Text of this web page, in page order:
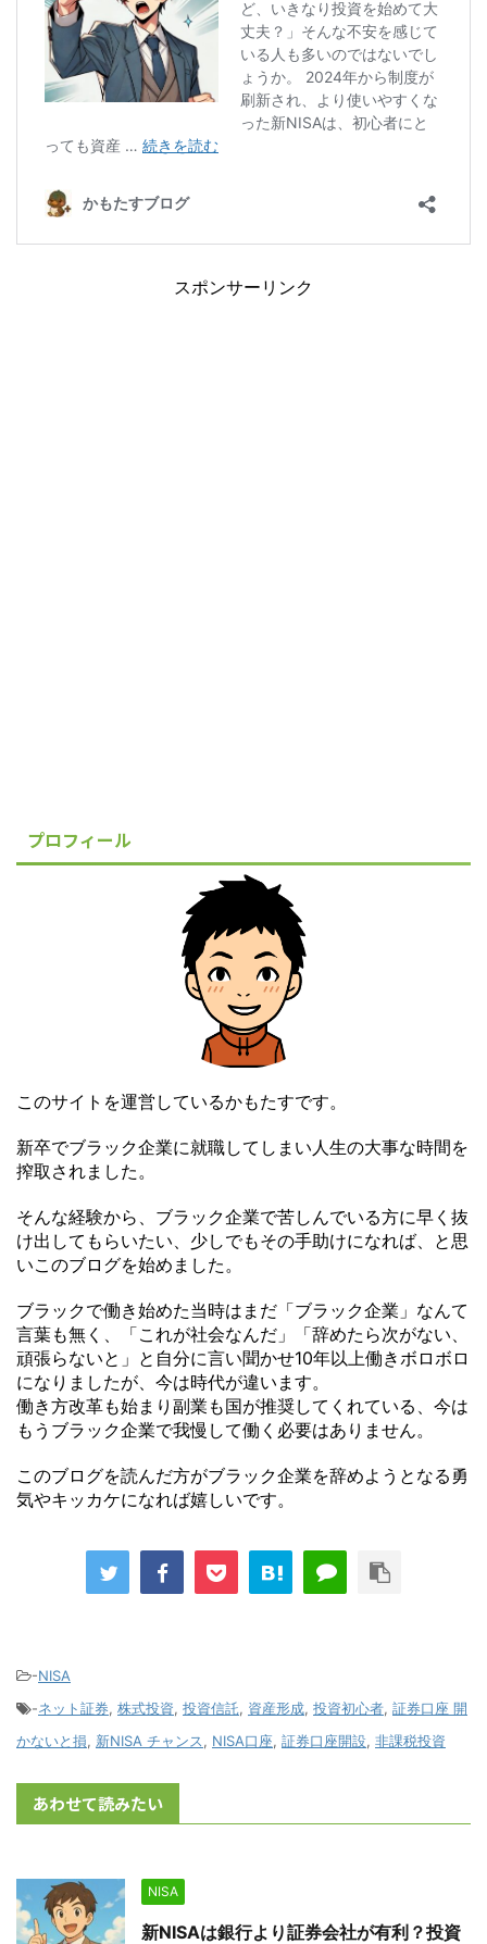
スポンサーリンク
プロフィール
このサイトを運営しているかもたすです。
新卒でブラック企業に就職してしまい人生の大事な時間を
搾取されました。
そんな経験から、ブラック企業で苦しんでいる方に早く抜
け出してもらいたい、少しでもその手助けになれば、と思
いこのブログを始めました。
ブラックで働き始めた当時はまだ「ブラック企業」なんて
言葉も無く、「これが社会なんだ」「辞めたら次がない、
頑張らないと」と自分に言い聞かせ10年以上働きボロボロ
になりましたが、今は時代が違います。
働き方改革も始まり副業も国が推奨してくれている、今は
もうブラック企業で我慢して働く必要はありません。
このブログを読んだ方がブラック企業を辞めようとなる勇
気やキッカケになれば嬉しいです。
-NISA
-ネット証券, 株式投資, 投資信託, 資産形成, 投資初心者, 証券口座 開
かないと損, 新NISA チャンス, NISA口座, 証券口座開設, 非課税投資
あわせて読みたい
NISA
新NISAは銀行より証券会社が有利？投資